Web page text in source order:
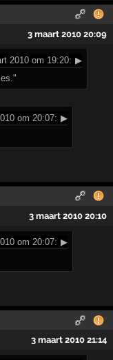
3 maart 2010 20:09
2010 om 19:20: ▶
om 20:07: ▶
3 maart 2010 20:10
om 20:07: ▶
3 maart 2010 21:14